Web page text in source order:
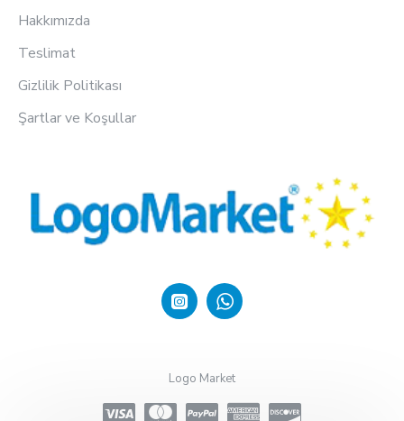
Hakkımızda
Teslimat
Gizlilik Politikası
Şartlar ve Koşullar
Logo Market